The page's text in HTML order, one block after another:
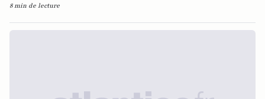
8 min de lecture